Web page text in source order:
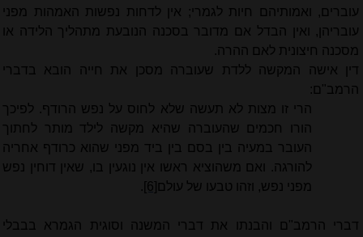
עוברים, ואמותיהם חיות לגמרי; אין לדחות נפשות האמהות מפני
עובריהן, ואין הבדל אם מדובר בסכנה הנובעת מתהליך הלידה או
מסכנה חיצונית לאם ההרה.
דין אישה המקשה ללדת שעוברה מסכן את חייה הובא בדברי
הרמב"ם:
הרי זו מצות לא תעשה שלא לחוס על נפש הרודף. לפיכך
הורו חכמים שהעוברה שהיא מקשה לילד מותר לחתוך
העובר במעיה בין בסם בין ביד מפני שהוא כרודף אחריה
להורגה. ואם משהוציא ראשו אין נוגעין בו, שאין דוחין נפש
מפני נפש, וזהו טבעו של עולם [6]
.
דברי הרמב"ם והבנתו את דברי המשנה וסוגית הגמרא בבבלי